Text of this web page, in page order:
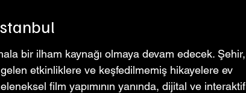
bir ilham kaynağı olmaya devam edecek. Şehir,
etkinliklere ve keşfedilmemiş hikayelere ev
film yapımının yanında, dijital ve interaktif